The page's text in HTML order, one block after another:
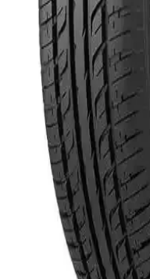
Milestone 175/70
Güvenilir ve
Milestone markasının
lastiği, güvenli, dayanıklı
çıkarak sürüş kalitenizi artırır.
Michelin MC12264
Çok Amaçlı Hava
Alanları
Michelin MC12264, 12V
kullanım özellikleriyle öne
Otomobil, bisiklet ve kamp
Petlas 205/55 R16
Güvenli ve